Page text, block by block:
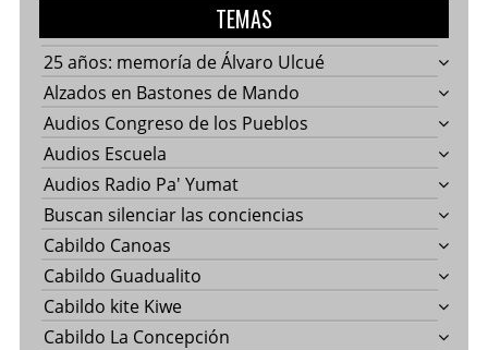
TEMAS
25 años: memoría de Álvaro Ulcué
Alzados en Bastones de Mando
Audios Congreso de los Pueblos
Audios Escuela
Audios Radio Pa' Yumat
Buscan silenciar las conciencias
Cabildo Canoas
Cabildo Guadualito
Cabildo kite Kiwe
Cabildo La Concepción